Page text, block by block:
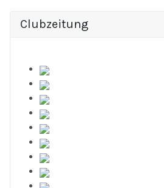
Clubzeitung